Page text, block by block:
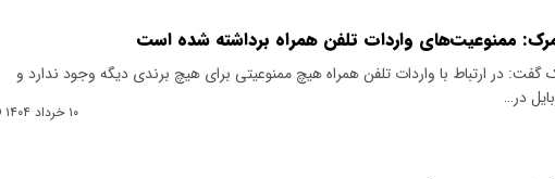
ممنوعیت‌های واردات تلفن همراه برداشته شده است
در ارتباط با واردات تلفن همراه هیچ ممنوعیتی برای هیچ برندی دیگه وجود ندارد و
در…
۱۰ خرداد ۱۴۰۴